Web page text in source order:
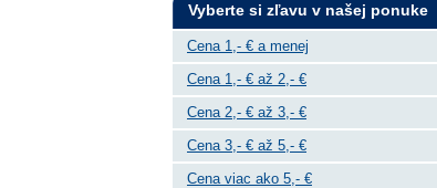
Vyberte si zľavu v našej ponuke
Cena 1,- € a menej
Cena 1,- € až 2,- €
Cena 2,- € až 3,- €
Cena 3,- € až 5,- €
Cena viac ako 5,- €